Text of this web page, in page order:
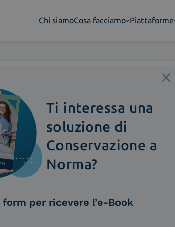
Chi siamoCosa facciamo Piattaforme
Ti interessa una
soluzione di
Conservazione a
Norma?
per ricevere l’e-Book